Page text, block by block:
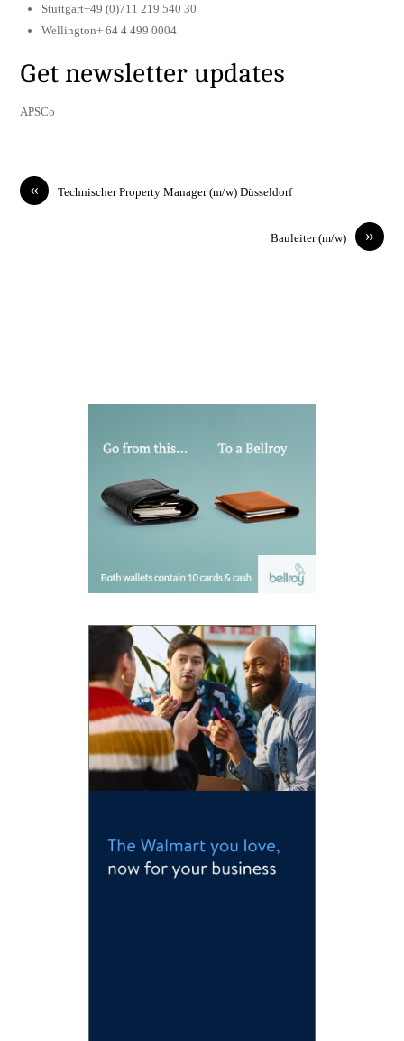
Stuttgart+49 (0)711 219 540 30
Wellington+ 64 4 499 0004
Get newsletter updates
APSCo
« Technischer Property Manager (m/w) Düsseldorf
»
Bauleiter (m/w)